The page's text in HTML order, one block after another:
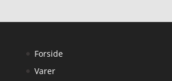
Forside
Varer